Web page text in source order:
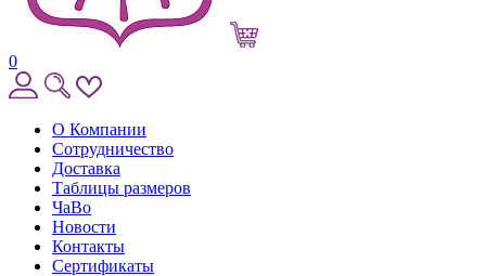
0
О Компании
Сотрудничество
Доставка
Таблицы размеров
ЧаВо
Новости
Контакты
Сертификаты